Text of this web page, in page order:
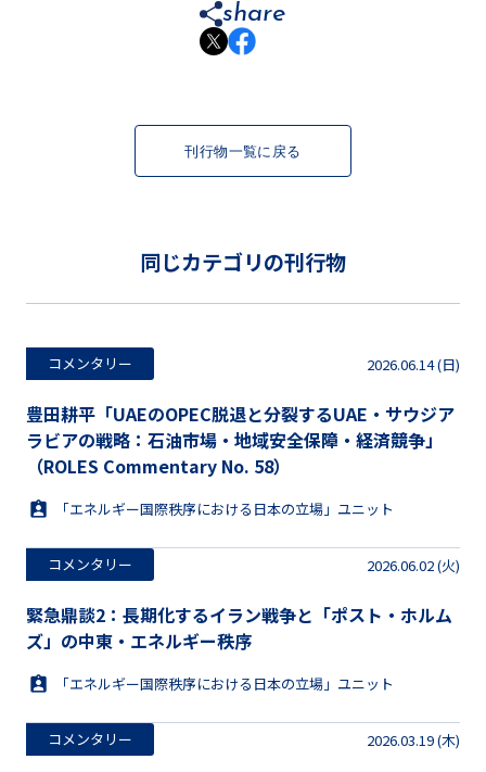
share
刊行物一覧に戻る
同じカテゴリの刊行物
コメンタリー 2026.06.14 (日)
豊田耕平「UAEのOPEC脱退と分裂するUAE・サウジア
ラビアの戦略：石油市場・地域安全保障・経済競争」
（ROLES Commentary No. 58）
「エネルギー国際秩序における日本の立場」ユニット
コメンタリー 2026.06.02 (火)
緊急鼎談2：長期化するイラン戦争と「ポスト・ホルム
ズ」の中東・エネルギー秩序
「エネルギー国際秩序における日本の立場」ユニット
コメンタリー 2026.03.19 (木)